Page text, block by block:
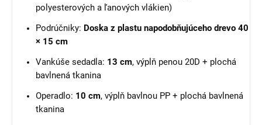
polyesterových a ľanových vlákien)
Podrúčniky: Doska z plastu napodobňujúceho drevo 40
× 15 cm
Vankúše sedadla: 13 cm, výplň penou 20D + plochá
bavlnená tkanina
Operadlo: 10 cm, výplň bavlnou PP + plochá bavlnená
tkanina